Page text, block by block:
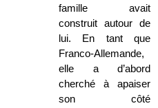
famille avait
construit autour de
lui. En tant que
Franco-Allemande,
elle a d’abord
cherché à apaiser
son côté